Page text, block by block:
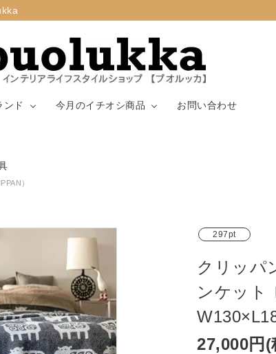
窓周
ンド
ョセフ
今月のイチオシ商品 お問い合わせ
）
297pt
クリッパ
ンケット
27,000円(